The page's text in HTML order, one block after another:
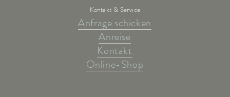
Kontakt & Service
Anfrage schicken
Anreise
Kontakt
Online-Shop